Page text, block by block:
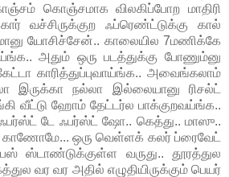
கொஞ்சமாக விலகிப்போற மாதிரி
வச்சிருக்குற ஃப்ரெண்ட்டுக்கு கால்
யோசிச்சேன்.. காலையில 7மணிக்கே
அதும் ஒரு படத்துக்கு போணும்னு
காரித்துப்புவாய்ங்க.. அவைங்கலாம்
இருக்கா நல்லா இல்லையானு ரிசல்ட்
வீட்டு ஹோம் தேட்டர்ல பாக்குறவய்ங்க..
டே ஃபர்ஸ்ட் ஷோ.. கெத்து.. மாஸு..
ஒரு வெள்ளக் கலர் ப்ரைவேட்
ஸ்டாண்டுக்குள்ள வருது.. தூரத்துல
வர வர அதில் எழுதியிருக்கும் பெயர்